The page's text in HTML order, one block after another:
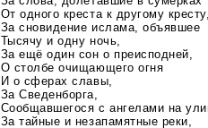
От одного креста к другому
За сновидение ислама, объявшее
Тысячу и одну ночь,
За ещё один сон о преисподней,
О столбе очищающего огня
И о сферах славы,
За Сведенборга,
Сообщавшегося с ангелами на
За тайные и незапамятные реки,